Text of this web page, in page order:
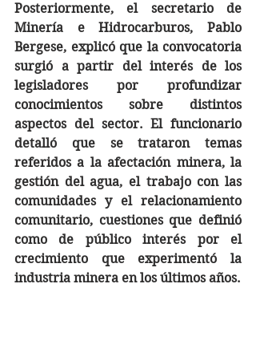
Posteriormente, el secretario de
Minería e Hidrocarburos, Pablo
Bergese, explicó que la convocatoria
surgió a partir del interés de los
legisladores por profundizar
conocimientos sobre distintos
aspectos del sector. El funcionario
detalló que se trataron temas
referidos a la afectación minera, la
gestión del agua, el trabajo con las
comunidades y el relacionamiento
comunitario, cuestiones que definió
como de público interés por el
crecimiento que experimentó la
industria minera en los últimos años.